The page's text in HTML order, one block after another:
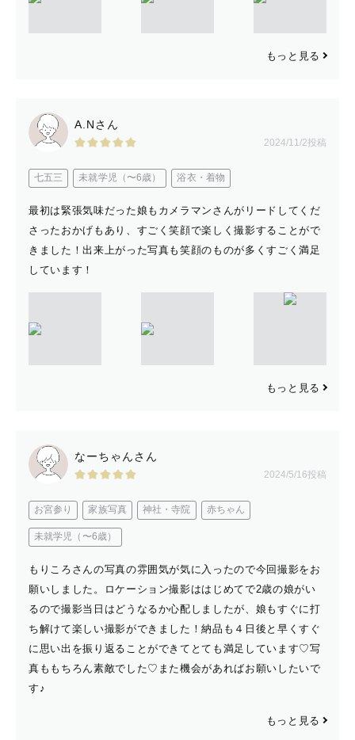
もっと見る
A.Nさん
2024/11/2投稿
七五三 未就学児（〜6歳） 浴衣・着物
最初は緊張気味だった娘もカメラマンさんがリードしてくだ
さったおかげもあり、すごく笑顔で楽しく撮影することがで
きました！出来上がった写真も笑顔のものが多くすごく満足
しています！
もっと見る
なーちゃんさん
2024/5/16投稿
お宮参り 家族写真 神社・寺院 赤ちゃん
未就学児（〜6歳）
もりころさんの写真の雰囲気が気に入ったので今回撮影をお
願いしました。ロケーション撮影ははじめてで2歳の娘がい
るので撮影当日はどうなるか心配しましたが、娘もすぐに打
ち解けて楽しい撮影ができました！納品も４日後と早くすぐ
に思い出を振り返ることができてとても満足しています♡写
真ももちろん素敵でした♡また機会があればお願いしたいで
す♪
もっと見る